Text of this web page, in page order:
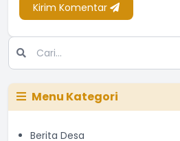
Kirim Komentar
Menu Kategori
Berita Desa